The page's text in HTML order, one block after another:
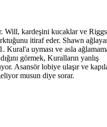
Will, kardeşini kucaklar ve
itiraf eder. Shawn
Kural'a uyması ve asla
görmek, Kuralların yanlış
Asansör lobiye ulaşır ve
musun diye sorar.